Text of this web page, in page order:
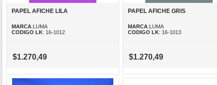
PAPEL AFICHE LILA
MARCA:LUMA
CODIGO LK: 16-1012
$1.270,49
PAPEL AFICHE GRIS
MARCA:LUMA
CODIGO LK: 16-1013
$1.270,49